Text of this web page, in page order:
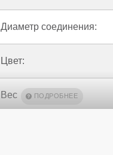
Диаметр соединения:
Цвет:
Вес